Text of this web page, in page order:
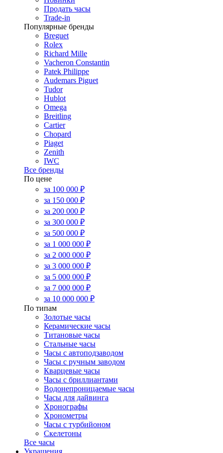
Продать часы
Trade-in
Популярные бренды
Breguet
Rolex
Richard Mille
Vacheron Constantin
Patek Philippe
Audemars Piguet
Tudor
Hublot
Omega
Breitling
Cartier
Chopard
Piaget
Zenith
IWC
Все бренды
По цене
за 100 000 ₽
за 150 000 ₽
за 200 000 ₽
за 300 000 ₽
за 500 000 ₽
за 1 000 000 ₽
за 2 000 000 ₽
за 3 000 000 ₽
за 5 000 000 ₽
за 7 000 000 ₽
за 10 000 000 ₽
По типам
Золотые часы
Керамические часы
Титановые часы
Стальные часы
Часы с автоподзаводом
Часы с ручным заводом
Кварцевые часы
Часы с бриллиантами
Водонепроницаемые часы
Часы для дайвинга
Хронографы
Хронометры
Часы с турбийоном
Скелетоны
Все часы